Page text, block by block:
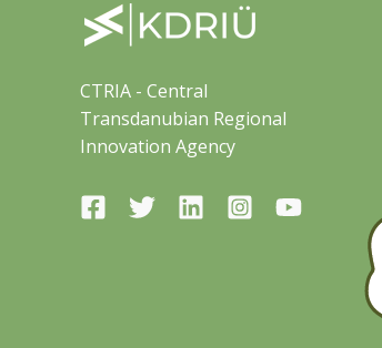
CTRIA - Central
Transdanubian Regional
Innovation Agency